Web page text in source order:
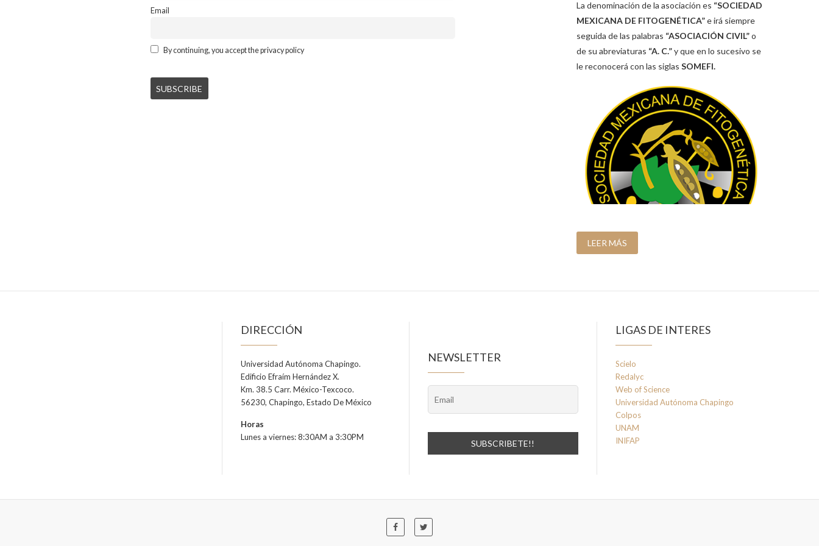
Email
By continuing, you accept the privacy policy
La denominación de la asociación es “SOCIEDAD
MEXICANA DE FITOGENÉTICA”e irá siempre
seguida de las palabras “ASOCIACIÓN CIVIL”o
de su abreviaturas “A. C.”y que en lo sucesivo se
le reconocerá con las siglas SOMEFI.
DIRECCIÓN
Universidad Autónoma Chapingo.
Edificio Efraím Hernández X.
Km. 38.5 Carr. México-Texcoco.
56230, Chapingo, Estado De México
Horas
Lunes a viernes: 8:30AM a 3:30PM
NEWSLETTER
LIGAS DE INTERES
Scielo
Redalyc
Web of Science
Universidad Autónoma Chapingo
Colpos
UNAM
INIFAP